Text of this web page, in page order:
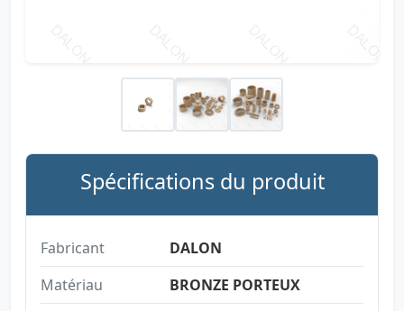
Spécifications du produit
Fabricant
DALON
Matériau
BRONZE PORTEUX